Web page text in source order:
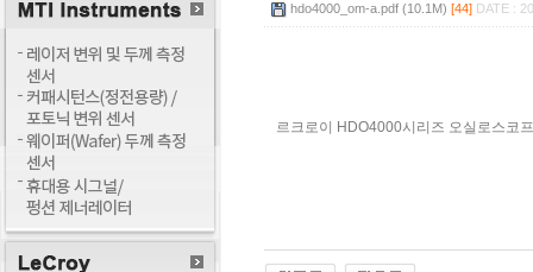
hdo4000_om-a.pdf (10.1M) [44] DATE :
르크로이 HDO4000시리즈 오실로스코